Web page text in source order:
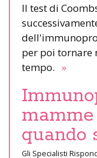
Il test di
per poi tornare
tempo. »
quando
Gli Specialisti